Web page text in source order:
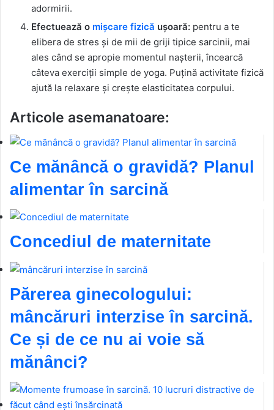
adormirii.
Efectuează o mișcare fizică ușoară: pentru a te
elibera de stres și de mii de griji tipice sarcinii, mai
ales când se apropie momentul nașterii, încearcă
câteva exerciții simple de yoga. Puțină activitate fizică
ajută la relaxare și crește elasticitatea corpului.
Articole asemanatoare:
Ce mănâncă o gravidă? Planul
alimentar în sarcină
Concediul de maternitate
Părerea ginecologului:
mâncăruri interzise în sarcină.
Ce și de ce nu ai voie să
mănânci?